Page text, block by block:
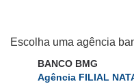
Escolha uma agência
BANCO BMG
Agência FILIAL